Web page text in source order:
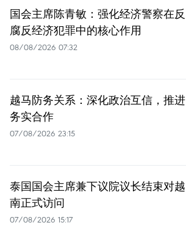
国会主席陈青敏：强化经济警察在反
腐反经济犯罪中的核心作用
08/08/2026 07:32
越马防务关系：深化政治互信，推进
务实合作
07/08/2026 23:15
泰国国会主席兼下议院议长结束对越
南正式访问
07/08/2026 15:17